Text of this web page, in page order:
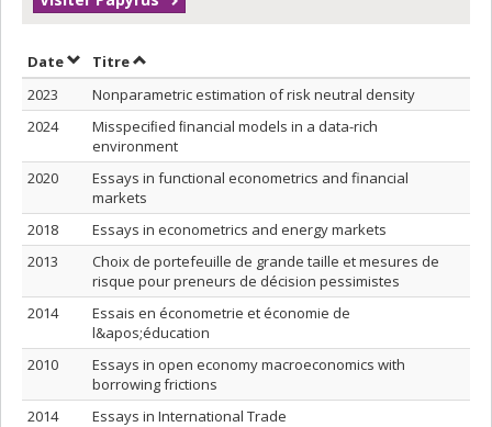
DateTrier par date en ordre croissant
TitreTrier par titre en ordre croissant
2023
Nonparametric estimation of risk neutral density
2024
Misspeciﬁed ﬁnancial models in a data-rich
environment
2020
Essays in functional econometrics and financial
markets
2018
Essays in econometrics and energy markets
2013
Choix de portefeuille de grande taille et mesures de
risque pour preneurs de décision pessimistes
2014
Essais en économetrie et économie de
l&apos;éducation
2010
Essays in open economy macroeconomics with
borrowing frictions
2014
Essays in International Trade